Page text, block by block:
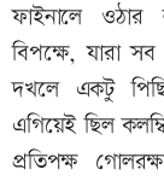
ফাইনালে ওঠার
বিপক্ষে, যারা
দখলে একটু
এগিয়েই ছিল
প্রতিপক্ষ